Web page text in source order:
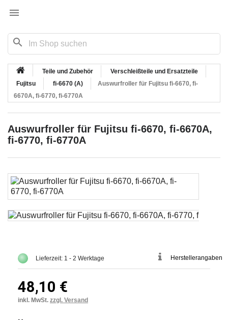

search
Teile und Zubehör
Verschleißteile und Ersatzteile
Fujitsu
fi-6670 (A)
Auswurfroller für Fujitsu fi-6670, fi-
6670A, fi-6770, fi-6770A
Auswurfroller für Fujitsu fi-6670, fi-6670A,
fi-6770, fi-6770A
Lieferzeit: 1 - 2 Werktage Herstellerangaben
48,10 €
inkl. MwSt. zzgl. Versand